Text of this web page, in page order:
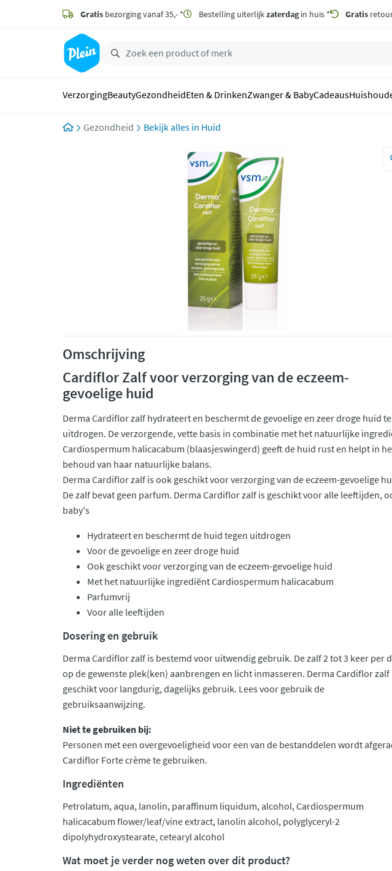
zoeken
hoofdinhoud
Gratis bezorging vanaf 35,- * Bestelling uiterlijkzaterdagin huis * Gratis
VerzorgingBeautyGezondheidEten & DrinkenZwanger & BabyCadeaus
Gezondheid Huid
Omschrijving
Cardiflor Zalf voor verzorging van de eczeem-
gevoelige huid
Derma Cardiflor zalf hydrateert en beschermt de gevoelige en zeer droge huid
uitdrogen. De verzorgende, vette basis in combinatie met het natuurlijke
Cardiospermum halicacabum (blaasjeswingerd) geeft de huid rust en helpt in
behoud van haar natuurlijke balans.
Derma Cardiflor zalf is ook geschikt voor verzorging van de eczeem-gevoelige
De zalf bevat geen parfum. Derma Cardiflor zalf is geschikt voor alle leeftijden,
baby's
Hydrateert en beschermt de huid tegen uitdrogen
Voor de gevoelige en zeer droge huid
Ook geschikt voor verzorging van de eczeem-gevoelige huid
Met het natuurlijke ingrediënt Cardiospermum halicacabum
Parfumvrij
Voor alle leeftijden
Dosering en gebruik
Derma Cardiflor zalf is bestemd voor uitwendig gebruik. De zalf 2 tot 3 keer per
op de gewenste plek(ken) aanbrengen en licht inmasseren. Derma Cardiflor zalf
geschikt voor langdurig, dagelijks gebruik. Lees voor gebruik de
gebruiksaanwijzing.
Niet te gebruiken bij:
Personen met een overgevoeligheid voor een van de bestanddelen wordt
Cardiflor Forte crème te gebruiken.
Ingrediënten
Petrolatum, aqua, lanolin, paraffinum liquidum, alcohol, Cardiospermum
halicacabum flower/leaf/vine extract, lanolin alcohol, polyglyceryl-2
dipolyhydroxystearate, cetearyl alcohol
Wat moet je verder nog weten over dit product?